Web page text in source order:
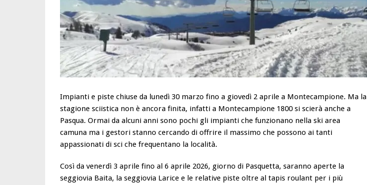
Impianti e piste chiuse da lunedì 30 marzo fino a giovedì 2 aprile a Montecampione. Ma la
stagione sciistica non è ancora finita, infatti a Montecampione 1800 si scierà anche a
Pasqua. Ormai da alcuni anni sono pochi gli impianti che funzionano nella ski area
camuna ma i gestori stanno cercando di offrire il massimo che possono ai tanti
appassionati di sci che frequentano la località.
Così da venerdì 3 aprile fino al 6 aprile 2026, giorno di Pasquetta, saranno aperte la
seggiovia Baita, la seggiovia Larice e le relative piste oltre al tapis roulant per i più